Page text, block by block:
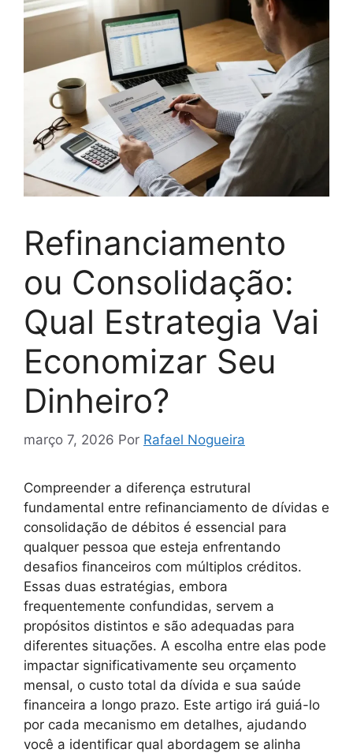
Refinanciamento
ou Consolidação:
Qual Estrategia Vai
Economizar Seu
Dinheiro?
março 7, 2026 Por Rafael Nogueira
Compreender a diferença estrutural
fundamental entre refinanciamento de dívidas e
consolidação de débitos é essencial para
qualquer pessoa que esteja enfrentando
desafios financeiros com múltiplos créditos.
Essas duas estratégias, embora
frequentemente confundidas, servem a
propósitos distintos e são adequadas para
diferentes situações. A escolha entre elas pode
impactar significativamente seu orçamento
mensal, o custo total da dívida e sua saúde
financeira a longo prazo. Este artigo irá guiá-lo
por cada mecanismo em detalhes, ajudando
você a identificar qual abordagem se alinha